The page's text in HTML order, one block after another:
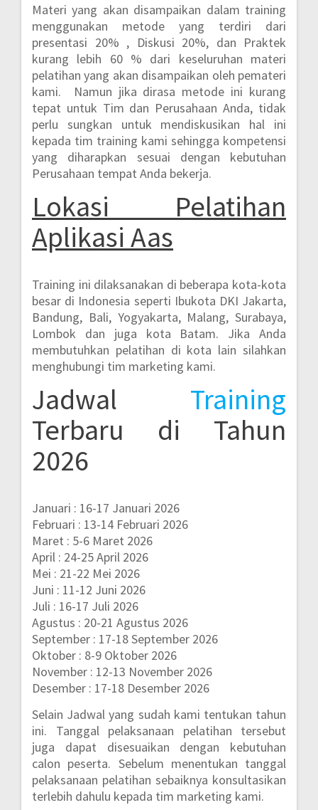
Materi yang akan disampaikan dalam training
menggunakan metode yang terdiri dari
presentasi 20% , Diskusi 20%, dan Praktek
kurang lebih 60 % dari keseluruhan materi
pelatihan yang akan disampaikan oleh pemateri
kami. Namun jika dirasa metode ini kurang
tepat untuk Tim dan Perusahaan Anda, tidak
perlu sungkan untuk mendiskusikan hal ini
kepada tim training kami sehingga kompetensi
yang diharapkan sesuai dengan kebutuhan
Perusahaan tempat Anda bekerja.
Lokasi Pelatihan
Aplikasi Aas
Training ini dilaksanakan di beberapa kota-kota
besar di Indonesia seperti Ibukota DKI Jakarta,
Bandung, Bali, Yogyakarta, Malang, Surabaya,
Lombok dan juga kota Batam. Jika Anda
membutuhkan pelatihan di kota lain silahkan
menghubungi tim marketing kami.
Jadwal Training
Terbaru di Tahun
2026
Januari : 16-17 Januari 2026
Februari : 13-14 Februari 2026
Maret : 5-6 Maret 2026
April : 24-25 April 2026
Mei : 21-22 Mei 2026
Juni : 11-12 Juni 2026
Juli : 16-17 Juli 2026
Agustus : 20-21 Agustus 2026
September : 17-18 September 2026
Oktober : 8-9 Oktober 2026
November : 12-13 November 2026
Desember : 17-18 Desember 2026
Selain Jadwal yang sudah kami tentukan tahun
ini. Tanggal pelaksanaan pelatihan tersebut
juga dapat disesuaikan dengan kebutuhan
calon peserta. Sebelum menentukan tanggal
pelaksanaan pelatihan sebaiknya konsultasikan
terlebih dahulu kepada tim marketing kami.